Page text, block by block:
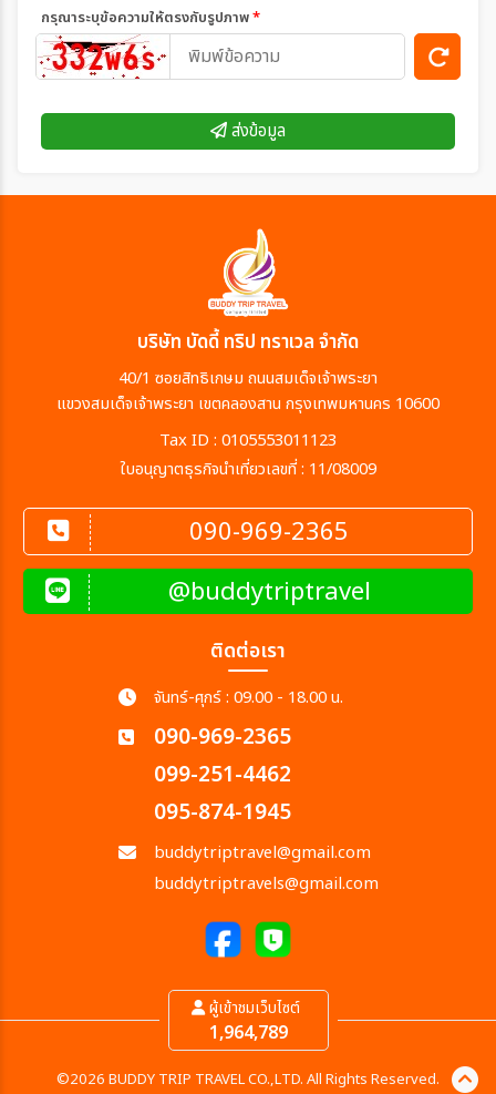
กรุณาระบุข้อความให้ตรงกับรูปภาพ*
ส่งข้อมูล
บริษัท บัดดี้ ทริป ทราเวล จำกัด
40/1 ซอยสิทธิเกษม ถนนสมเด็จเจ้าพระยา
แขวงสมเด็จเจ้าพระยา เขตคลองสาน กรุงเทพมหานคร 10600
Tax ID : 0105553011123
ใบอนุญาตธุรกิจนำเที่ยวเลขที่ : 11/08009
090-969-2365
@buddytriptravel
ติดต่อเรา
จันทร์-ศุกร์ : 09.00 - 18.00 น.
090-969-2365
099-251-4462
095-874-1945
buddytriptravel@gmail.com
buddytriptravels@gmail.com
ผู้เข้าชมเว็บไซต์
1,964,789
©2026 BUDDY TRIP TRAVEL CO.,LTD. All Rights Reserved.